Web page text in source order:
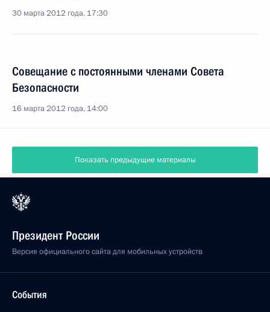
30 марта 2012 года, 17:30
Совещание с постоянными членами Совета
Безопасности
16 марта 2012 года, 14:00
Показать предыдущие материалы
Президент России
Версия официального сайта для мобильных устройств
События